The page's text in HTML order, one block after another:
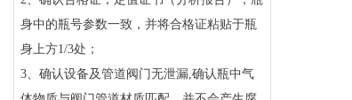
身中的瓶号参数一致，并将合格证粘贴于瓶
身上方1/3处；
3、确认设备及管道阀门无泄漏,确认瓶中气